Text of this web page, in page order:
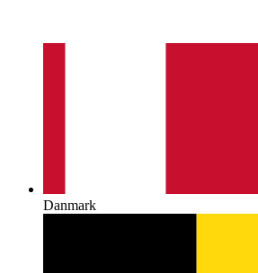
Danmark